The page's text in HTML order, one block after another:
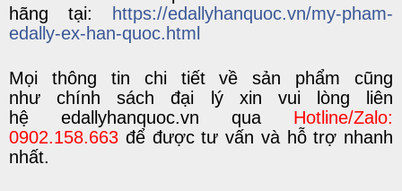
hãng tại:
https://edallyhanquoc.vn/my-pham-
edally-ex-han-quoc.html
Mọi thông tin chi tiếtvềsản phẩm cũng
nhưchính sách đại lýxin vui lòng liên
hệ edallyhanquoc.vn qua Hotline/Zalo:
0902.158.663 để được tư vấn và hỗ trợ nhanh
nhất.